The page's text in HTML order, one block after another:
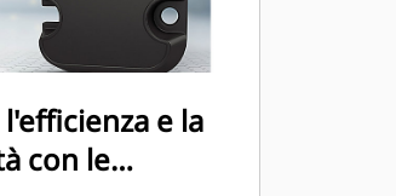
a ridurre la
a estendere la vita
la
e la
con le